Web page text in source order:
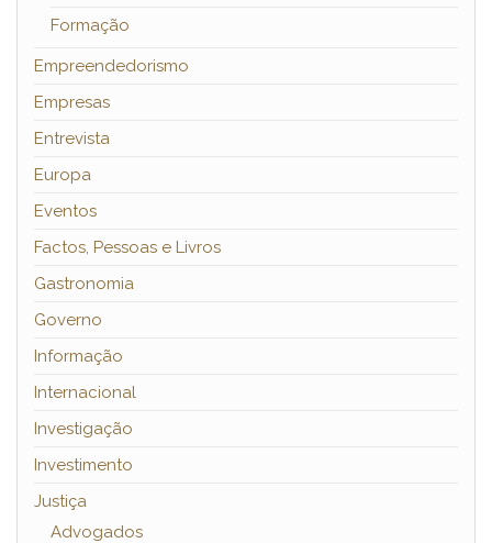
Formação
Empreendedorismo
Empresas
Entrevista
Europa
Eventos
Factos, Pessoas e Livros
Gastronomia
Governo
Informação
Internacional
Investigação
Investimento
Justiça
Advogados